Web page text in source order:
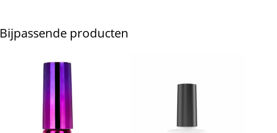
Bijpassende producten